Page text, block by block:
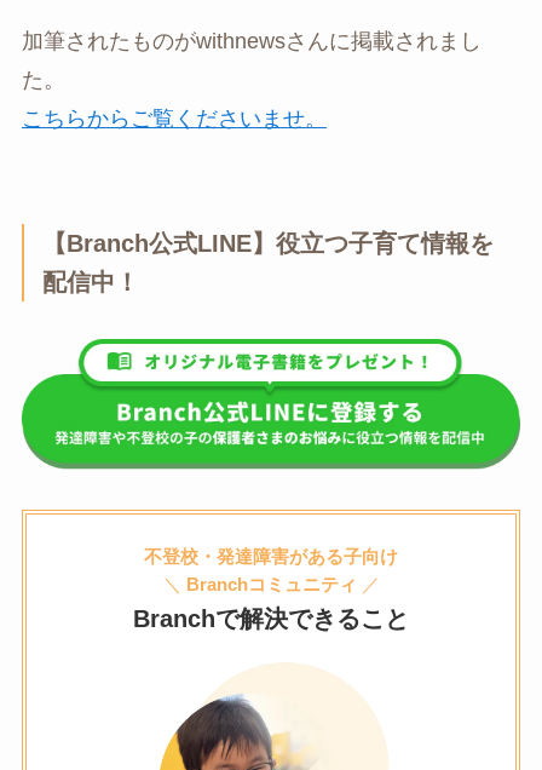
加筆されたものがwithnewsさんに掲載されまし
た。
こちらからご覧くださいませ。
【Branch公式LINE】役立つ子育て情報を
配信中！
不登校・発達障害がある子向け
＼
Branchコミュニティ ／
Branchで解決できること